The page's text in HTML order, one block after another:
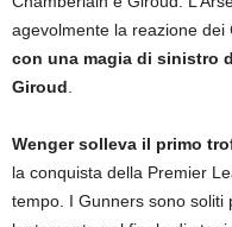
agevolmente la reazione dei
con una magia di sinistro
Giroud
Wenger solleva il primo
la conquista della Premier
tempo. I Gunners sono